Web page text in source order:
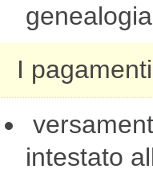
I
intestato